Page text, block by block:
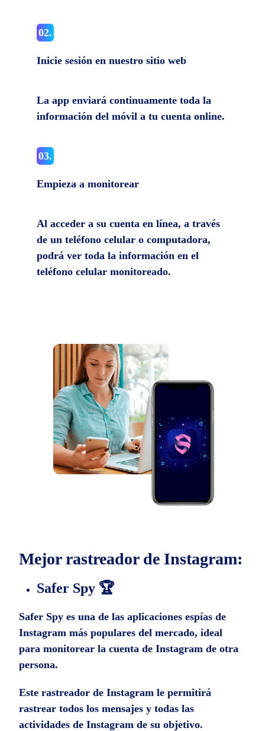
02.
Inicie sesión en nuestro sitio web
La app enviará continuamente toda la
información del móvil a tu cuenta online.
03.
Empieza a monitorear
Al acceder a su cuenta en línea, a través
de un teléfono celular o computadora,
podrá ver toda la información en el
teléfono celular monitoreado.
Mejor rastreador de Instagram:
Safer Spy 🏆
Safer Spy es una de las aplicaciones espías de
Instagram más populares del mercado, ideal
para monitorear la cuenta de Instagram de otra
persona.
Este rastreador de Instagram le permitirá
rastrear todos los mensajes y todas las
actividades de Instagram de su objetivo.